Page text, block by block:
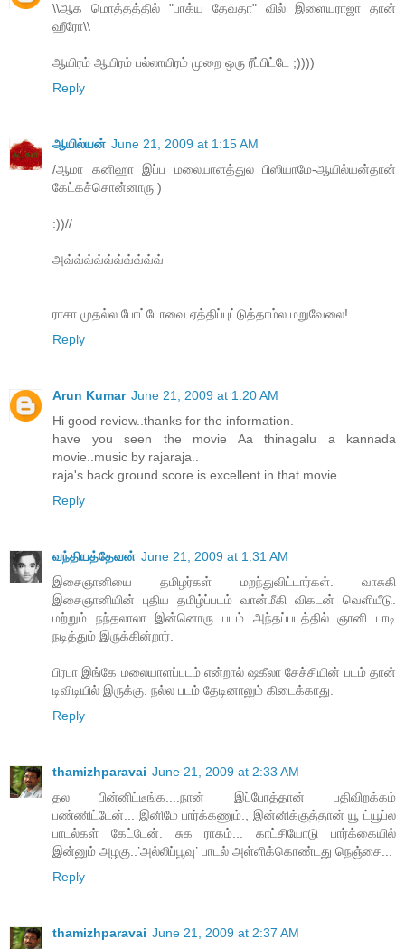
\\ஆக மொத்தத்தில் "பாக்ய தேவதா" வில் இளையராஜா தான்
ஹீரோ\\
ஆயிரம் ஆயிரம் பல்லாயிரம் முறை ஒரு ரீப்பிட்டே ;))))
Reply
ஆயில்யன் June 21, 2009 at 1:15 AM
/ஆமா கனிஹா இப்ப மலையாளத்துல பிஸியாமே-ஆயில்யன்தான்
கேட்கச்சொன்னாரு )
:))//
அவ்வ்வ்வ்வ்வ்வ்வ்வ்வ்
ராசா முதல்ல போட்டோவை ஏத்திப்புட்டுத்தாம்ல மறுவேலை!
Reply
Arun Kumar June 21, 2009 at 1:20 AM
Hi good review..thanks for the information.
have you seen the movie Aa thinagalu a kannada
movie..music by rajaraja..
raja's back ground score is excellent in that movie.
Reply
வந்தியத்தேவன் June 21, 2009 at 1:31 AM
இசைஞானியை தமிழர்கள் மறந்துவிட்டார்கள். வாசுகி
இசைஞானியின் புதிய தமிழ்ப்படம் வான்மீகி விகடன் வெளியீடு.
மற்றும் நந்தலாலா இன்னொரு படம் அந்தப்படத்தில் ஞானி பாடி
நடித்தும் இருக்கின்றார்.
பிரபா இங்கே மலையாளப்படம் என்றால் ஷகீலா சேச்சியின் படம் தான்
டிவிடியில் இருக்கு. நல்ல படம் தேடினாலும் கிடைக்காது.
Reply
thamizhparavai June 21, 2009 at 2:33 AM
தல பின்னிட்டீங்க....நான் இப்போத்தான் பதிவிறக்கம்
பண்ணிட்டேன்... இனிமே பார்க்கணும்., இன்னிக்குத்தான் யூ ட்யூப்ல
பாடல்கள் கேட்டேன். சுக ராகம்... காட்சியோடு பார்க்கையில்
இன்னும் அழகு..’அல்லிப்பூவு’ பாடல் அள்ளிக்கொண்டது நெஞ்சை...
Reply
thamizhparavai June 21, 2009 at 2:37 AM